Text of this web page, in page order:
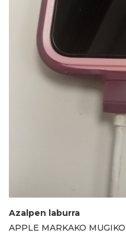
Azalpen laburra
APPLE MARKAKO